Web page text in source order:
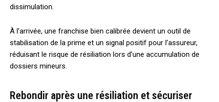
dissimulation.
À l’arrivée, une franchise bien calibrée devient un outil de
stabilisation de la prime et un signal positif pour l’assureur,
réduisant le risque de résiliation lors d’une accumulation de
dossiers mineurs.
Rebondir après une résiliation et sécuriser